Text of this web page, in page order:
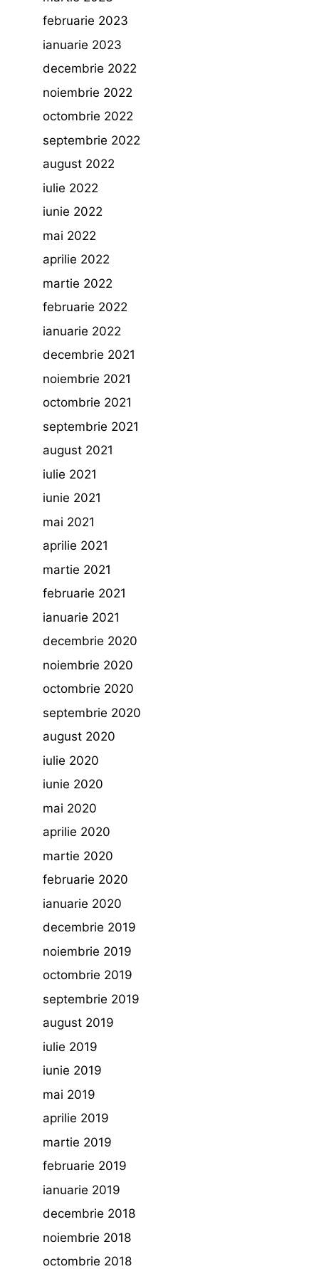
februarie 2023
ianuarie 2023
decembrie 2022
noiembrie 2022
octombrie 2022
septembrie 2022
august 2022
iulie 2022
iunie 2022
mai 2022
aprilie 2022
martie 2022
februarie 2022
ianuarie 2022
decembrie 2021
noiembrie 2021
octombrie 2021
septembrie 2021
august 2021
iulie 2021
iunie 2021
mai 2021
aprilie 2021
martie 2021
februarie 2021
ianuarie 2021
decembrie 2020
noiembrie 2020
octombrie 2020
septembrie 2020
august 2020
iulie 2020
iunie 2020
mai 2020
aprilie 2020
martie 2020
februarie 2020
ianuarie 2020
decembrie 2019
noiembrie 2019
octombrie 2019
septembrie 2019
august 2019
iulie 2019
iunie 2019
mai 2019
aprilie 2019
martie 2019
februarie 2019
ianuarie 2019
decembrie 2018
noiembrie 2018
octombrie 2018